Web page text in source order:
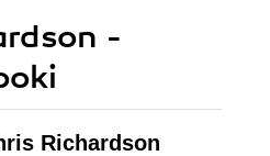
-
Richardson